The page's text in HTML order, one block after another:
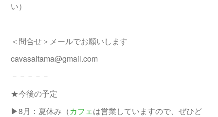
い）
＜問合せ＞メールでお願いします
cavasaitama@gmail.com
－－－－－
★今後の予定
▶8月：夏休み（カフェは営業していますので、ぜひど